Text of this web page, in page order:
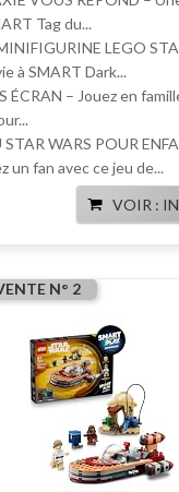
Tag du...
LEGO
à SMART Dark...
ÉCRAN – Jouez en
WARS POUR
un fan avec ce jeu de...
VOIR :
N° 2